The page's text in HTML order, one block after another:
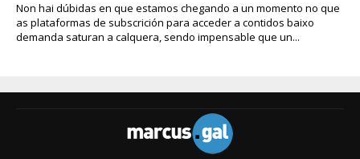
Non hai dúbidas en que estamos chegando a un momento no que
as plataformas de subscrición para acceder a contidos baixo
demanda saturan a calquera, sendo impensable que un...